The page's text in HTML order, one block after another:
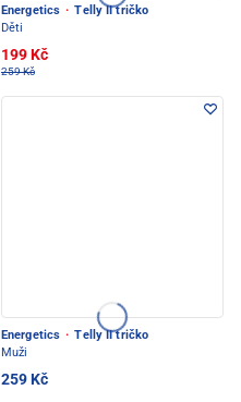
Energetics · Telly II tričko
Děti
199 Kč
259 Kč
Energetics · Telly II tričko
Muži
259 Kč